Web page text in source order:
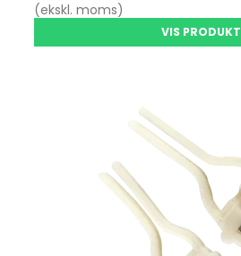
(ekskl. moms)
VIS PRODUKT